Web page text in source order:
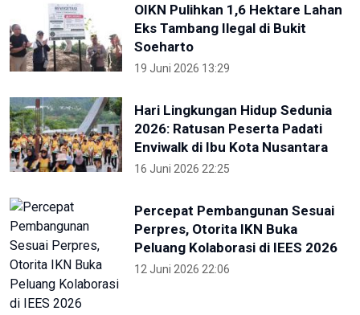
OIKN Pulihkan 1,6 Hektare Lahan
Eks Tambang Ilegal di Bukit
Soeharto
19 Juni 2026 13:29
Hari Lingkungan Hidup Sedunia
2026: Ratusan Peserta Padati
Enviwalk di Ibu Kota Nusantara
16 Juni 2026 22:25
Percepat Pembangunan Sesuai
Perpres, Otorita IKN Buka
Peluang Kolaborasi di IEES 2026
12 Juni 2026 22:06